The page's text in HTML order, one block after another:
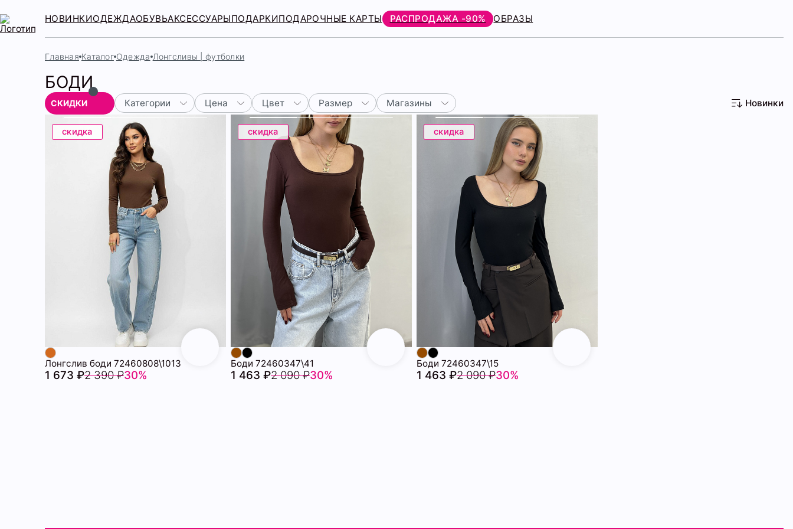
НОВИНКИОДЕЖДАОБУВЬАКСЕССУАРЫПОДАРКИПОДАРОЧНЫЕ КАРТЫ РАСПРОДАЖА -90% ОБРАЗЫ
Главная Каталог Одежда Лонгсливы | футболки
БОДИ
СКИДКИ Категории Цена Цвет Размер Магазины Новинки
скидка
Лонгслив боди 72460808\1013
1 673 ₽2 390 ₽30%
скидка
Боди 72460347\41
1 463 ₽2 090 ₽30%
скидка
Боди 72460347\15
1 463 ₽2 090 ₽30%